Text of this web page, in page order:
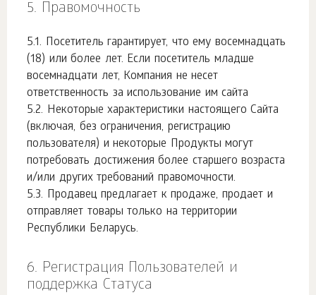
Правомочность
Посетитель гарантирует, что ему восемнадцать
(18) или более лет. Если посетитель младше
восемнадцати лет, Компания не несет
ответственность за использование им сайта
Некоторые характеристики настоящего Сайта
(включая, без ограничения, регистрацию
пользователя) и некоторые Продукты могут
потребовать достижения более старшего возраста
и/или других требований правомочности.
Продавец предлагает к продаже, продает и
отправляет товары только на территории
Республики Беларусь.
Регистрация Пользователей и
поддержка Статуса